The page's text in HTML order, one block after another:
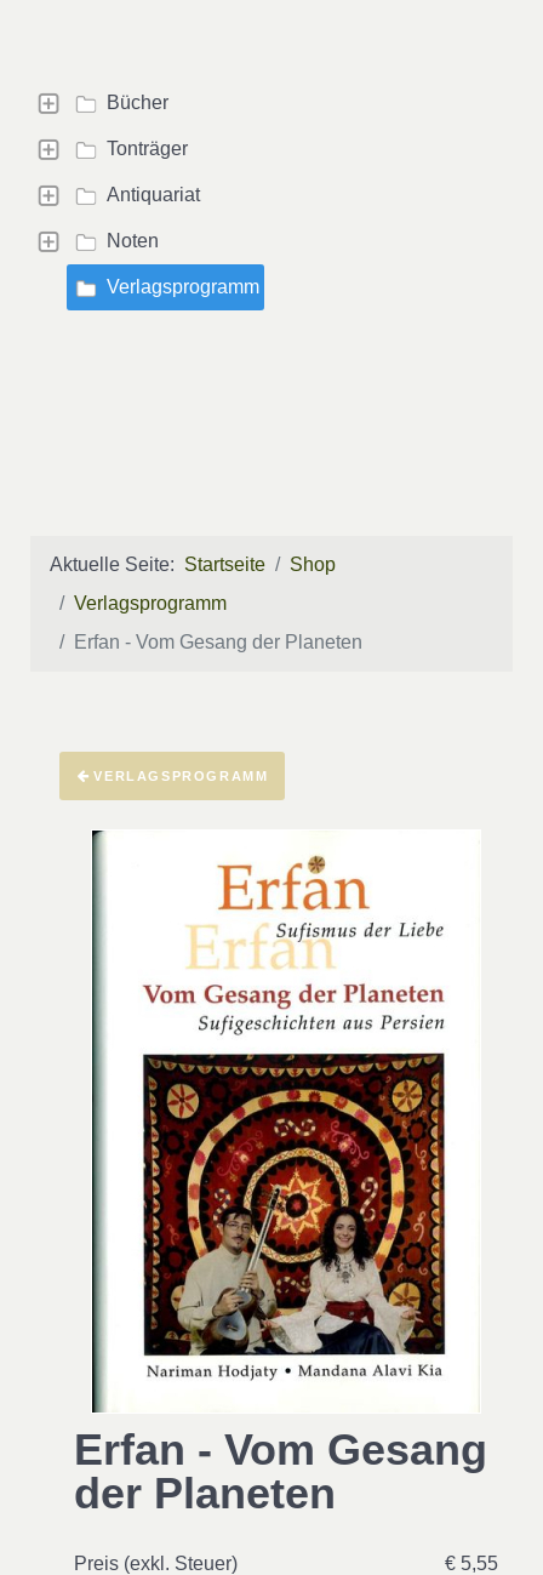
Bücher
Tonträger
Antiquariat
Noten
Verlagsprogramm
Aktuelle Seite: Startseite
Shop
Verlagsprogramm
Erfan - Vom Gesang der Planeten
VERLAGSPROGRAMM
Erfan - Vom Gesang
der Planeten
Preis (exkl. Steuer)
€ 5,55